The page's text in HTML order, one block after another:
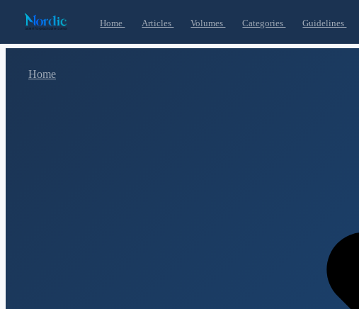
Home Articles Volumes Categories Guidelines
Home